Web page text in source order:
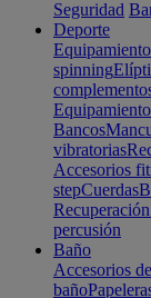
Seguridad
Deporte
spinning
Bancos
vibratorias
Accesorios
stepCuerdas
percusión
Baño
Accesorios
baño